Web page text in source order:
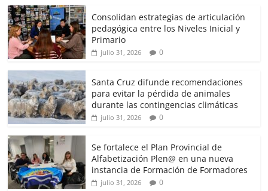
Consolidan estrategias de articulación
pedagógica entre los Niveles Inicial y
Primario
julio 31, 2026 0
Santa Cruz difunde recomendaciones
para evitar la pérdida de animales
durante las contingencias climáticas
julio 31, 2026 0
Se fortalece el Plan Provincial de
Alfabetización Plen@ en una nueva
instancia de Formación de Formadores
julio 31, 2026 0